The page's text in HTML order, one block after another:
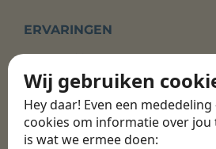
Wij gebruiken
Hey daar! Even een
cookies om informatie over jou
is wat we ermee doen:
ERVARINGEN
Martijn vond een
nieuwe baan bij
CBEE